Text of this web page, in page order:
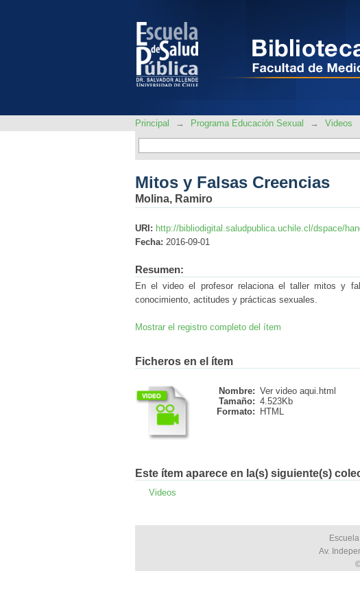
Principal → Programa Educación Sexual → Videos
Mitos y Falsas Creencias
Molina, Ramiro
URI: http://bibliodigital.saludpublica.uchile.cl/dspace/
Fecha: 2016-09-01
Resumen:
En el video el profesor relaciona el taller mitos y
conocimiento, actitudes y prácticas sexuales.
Mostrar el registro completo del ítem
Ficheros en el ítem
Nombre: Ver video aqui.html
Tamaño: 4.523Kb
Formato:
HTML
Este ítem aparece en la(s) siguiente(s)
Videos
Av.